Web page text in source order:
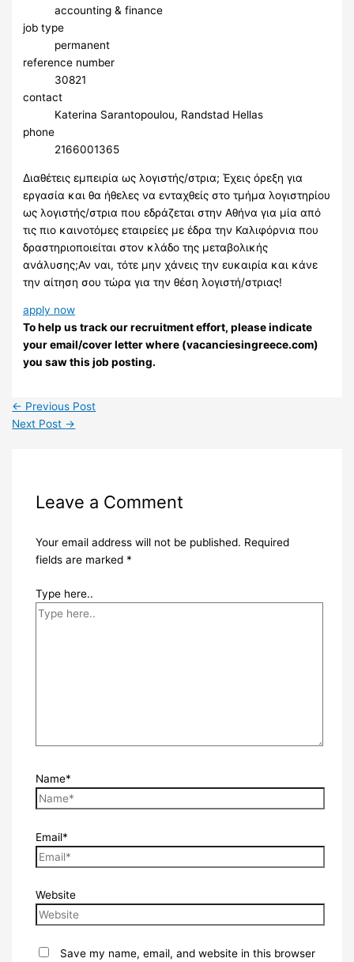
accounting & finance
job type
permanent
reference number
30821
contact
Katerina Sarantopoulou, Randstad Hellas
phone
2166001365
Διαθέτεις εμπειρία ως λογιστής/στρια; Έχεις όρεξη για
εργασία και θα ήθελες να ενταχθείς στο τμήμα λογιστηρίου
ως λογιστής/στρια που εδράζεται στην Αθήνα για μία από
τις πιο καινοτόμες εταιρείες με έδρα την Καλιφόρνια που
δραστηριοποιείται στον κλάδο της μεταβολικής
ανάλυσης;Αν ναι, τότε μην χάνεις την ευκαιρία και κάνε
την αίτηση σου τώρα για την θέση λογιστή/στριας!
apply now
To help us track our recruitment effort, please indicate
your email/cover letter where (vacanciesingreece.com)
you saw this job posting.
← Previous Post
Next Post →
Leave a Comment
Your email address will not be published. Required
fields are marked *
Type here..
Name*
Email*
Website
Save my name, email, and website in this browser